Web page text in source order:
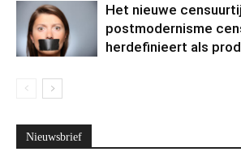
Het nieuwe
postmodernisme
herdefinieert als
Nieuwsbrief